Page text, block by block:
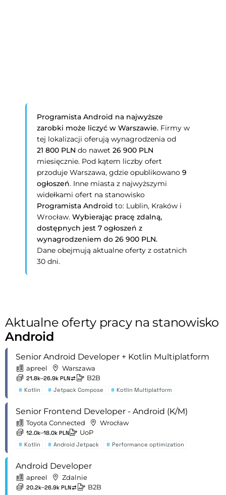
Programista Android na najwyższe
zarobki może liczyć w Warszawie. Firmy w
tej lokalizacji oferują wynagrodzenia od
21 800 PLN do nawet26 900 PLN
miesięcznie. Pod kątem liczby ofert
przoduje Warszawa, gdzie opublikowano9
ogłoszeń. Inne miasta z najwyższymi
widełkami ofert na stanowisko
Programista Android to: Lublin, Kraków i
Wrocław.Wybierając pracę zdalną,
dostępnych jest 7 ogłoszeń z
wynagrodzeniem do 26 900 PLN.
Dane obejmują aktualne oferty z ostatnich
30 dni.
Aktualne oferty pracy na stanowisko
Android
Senior Android Developer + Kotlin Multiplatform
apreel Warszawa
21.8k–26.9k PLN B2B
# Kotlin # Jetpack Compose # Kotlin Multiplatform
Senior Frontend Developer - Android (K/M)
Toyota Connected Wrocław
12.0k–18.0k PLN UoP
# Kotlin # Android Jetpack # Performance optimization
Android Developer
apreel Zdalnie
20.2k–26.9k PLN B2B